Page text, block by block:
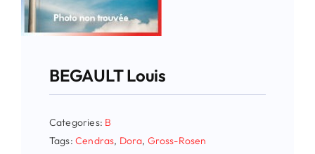
BEGAULT Louis
Categories: B
Tags:Cendras, Dora, Gross-Rosen